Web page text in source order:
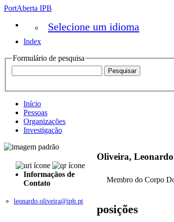
PortAberta IPB
Selecione um idioma
Index
Formulário de pesquisa
Início
Pessoas
Organizações
Investigação
Informaçãos de
Contato
leonardo.oliveira@ipb.pt
Oliveira, Leonardo
Membro do Corpo
posições